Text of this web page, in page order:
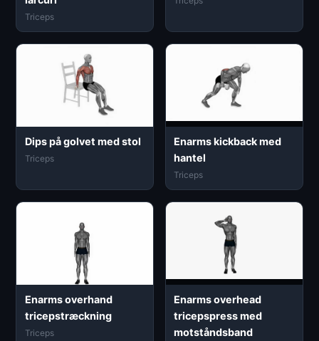
Triceps
Dips på golvet med stol
Triceps
Enarms kickback med
hantel
Triceps
Enarms overhand
tricepstræckning
Triceps
Enarms overhead
tricepspress med
motståndsband